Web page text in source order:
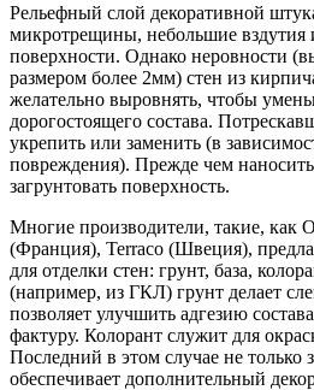
Рельефный слой декоративной
микротрещины, небольшие вздутия
поверхности. Однако неровности
размером более 2мм) стен из
желательно выровнять, чтобы
дорогостоящего состава.
укрепить или заменить (в
повреждения). Прежде чем наносить
загрунтовать поверхность.
Многие производители, такие, как
(Франция), Terraco (Швеция),
для отделки стен: грунт, база,
(например, из ГКЛ) грунт делает
позволяет улучшить адгезию
фактуру. Колорант служит для
Последний в этом случае не только
обеспечивает дополнительный